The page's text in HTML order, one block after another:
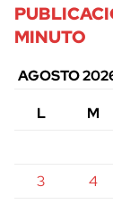
MINUTO
AGOSTO
L
M
3
4